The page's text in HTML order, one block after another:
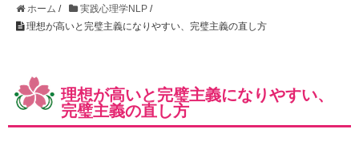
ホーム / 実践心理学NLP /
理想が高いと完璧主義になりやすい、完璧主義の直し方
理想が高いと完璧主義になりやすい、
完璧主義の直し方